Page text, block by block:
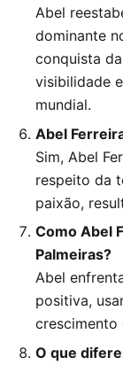
Abel
dominante
conquista
visibilidade
mundial.
Abel
Sim, Abel
respeito da
paixão,
Como Abel
Palmeiras?
Abel
positiva,
crescimento
O que